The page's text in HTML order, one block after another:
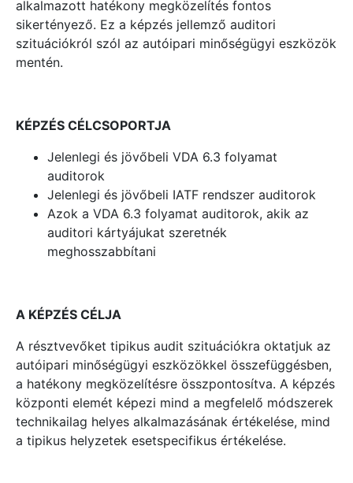
alkalmazott hatékony megközelítés fontos
sikertényező. Ez a képzés jellemző auditori
szituációkról szól az autóipari minőségügyi eszközök
mentén.
KÉPZÉS CÉLCSOPORTJA
Jelenlegi és jövőbeli VDA 6.3 folyamat
auditorok
Jelenlegi és jövőbeli IATF rendszer auditorok
Azok a VDA 6.3 folyamat auditorok, akik az
auditori kártyájukat szeretnék
meghosszabbítani
A KÉPZÉS CÉLJA
A résztvevőket tipikus audit szituációkra oktatjuk az
autóipari minőségügyi eszközökkel összefüggésben,
a hatékony megközelítésre összpontosítva. A képzés
központi elemét képezi mind a megfelelő módszerek
technikailag helyes alkalmazásának értékelése, mind
a tipikus helyzetek esetspecifikus értékelése.